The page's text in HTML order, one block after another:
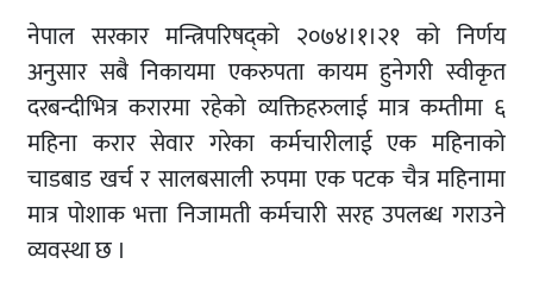
नेपाल सरकार मन्त्रिपरिषद्को २०७४।१।२१ को निर्णय
अनुसार सबै निकायमा एकरुपता कायम हुनेगरी स्वीकृत
दरबन्दीभित्र करारमा रहेको व्यक्तिहरुलाई मात्र कम्तीमा ६
महिना करार सेवार गरेका कर्मचारीलाई एक महिनाको
चाडबाड खर्च र सालबसाली रुपमा एक पटक चैत्र महिनामा
मात्र पोशाक भत्ता निजामती कर्मचारी सरह उपलब्ध गराउने
व्यवस्था छ ।